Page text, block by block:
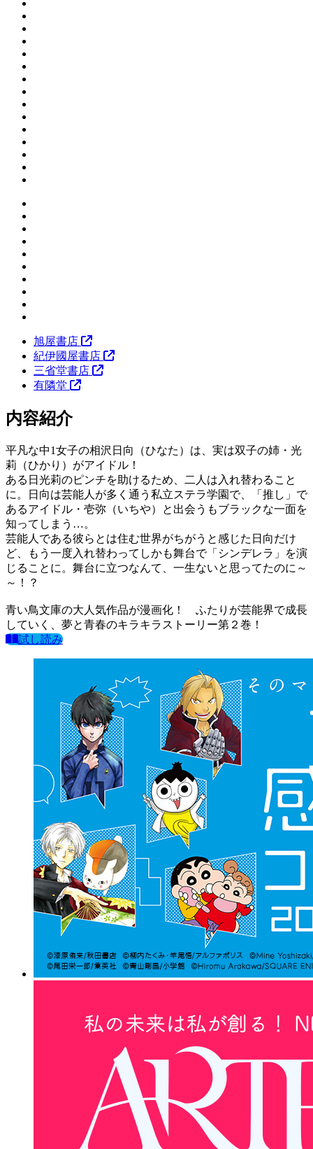
旭屋書店
紀伊國屋書店
三省堂書店
有隣堂
内容紹介
平凡な中1女子の相沢日向（ひなた）は、実は双子の姉・光
莉（ひかり）がアイドル！
ある日光莉のピンチを助けるため、二人は入れ替わること
に。日向は芸能人が多く通う私立ステラ学園で、「推し」で
あるアイドル・壱弥（いちや）と出会うもブラックな一面を
知ってしまう…。
芸能人である彼らとは住む世界がちがうと感じた日向だけ
ど、もう一度入れ替わってしかも舞台で「シンデレラ」を演
じることに。舞台に立つなんて、一生ないと思ってたのに～
～！？
青い鳥文庫の大人気作品が漫画化！ ふたりが芸能界で成長
していく、夢と青春のキラキラストーリー第２巻！
試し読み